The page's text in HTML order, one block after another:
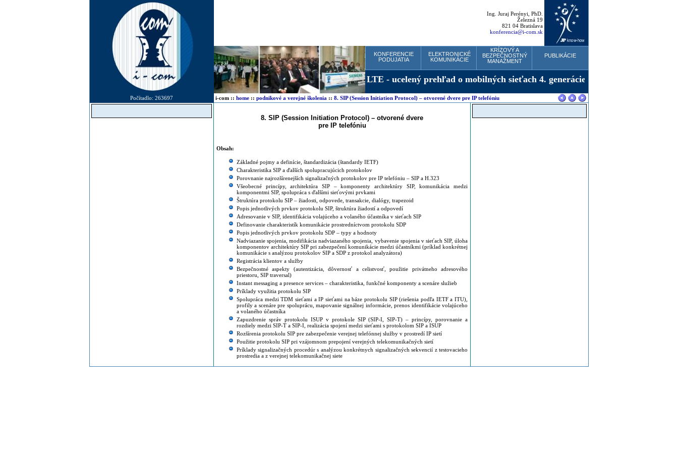
Ing. Juraj Perényi, PhD.
Železná 19
821 04 Bratislava
konferencia@i-com.sk
KONFERENCIE
PODUJATIA
ELEKTRONICKÉ
KOMUNIKÁCIE
KRÍZOVÝ A
BEZPEČNOSTNÝ
MANAŽMENT
PUBLIKÁCIE
Počítadlo: 263697 i-com :: home :: podnikové a verejné školenia :: 8. SIP (Session Initiation Protocol) – otvorené dvere pre IP telefóniu
8. SIP (Session Initiation Protocol) – otvorené dvere
pre IP telefóniu
Obsah:
Základné pojmy a definície, štandardizácia (štandardy IETF)
Charakteristika SIP a ďalších spolupracujúcich protokolov
Porovnanie najrozšírenejších signalizačných protokolov pre IP telefóniu – SIP a H.323
Všeobecné princípy, architektúra SIP – komponenty architektúry SIP, komunikácia medzi
komponentmi SIP, spolupráca s ďalšími sieťovými prvkami
Štruktúra protokolu SIP – žiadosti, odpovede, transakcie, dialógy, trapezoid
Popis jednotlivých prvkov protokolu SIP, štruktúra žiadostí a odpovedí
Adresovanie v SIP, identifikácia volajúceho a volaného účastníka v sieťach SIP
Definovanie charakteristík komunikácie prostredníctvom protokolu SDP
Popis jednotlivých prvkov protokolu SDP – typy a hodnoty
Nadviazanie spojenia, modifikácia nadviazaného spojenia, vybavenie spojenia v sieťach SIP, úloha
komponentov architektúry SIP pri zabezpečení komunikácie medzi účastníkmi (príklad konkrétnej
komunikácie s analýzou protokolov SIP a SDP z protokol analyzátora)
Registrácia klientov a služby
Bezpečnostné aspekty (autentizácia, dôvernosť a celistvosť, použitie privátneho adresového
priestoru, SIP traversal)
Instant messaging a presence services – charakteristika, funkčné komponenty a scenáre služieb
Príklady využitia protokolu SIP
Spolupráca medzi TDM sieťami a IP sieťami na báze protokolu SIP (riešenia podľa IETF a ITU),
profily a scenáre pre spoluprácu, mapovanie signálnej informácie, prenos identifikácie volajúceho
a volaného účastníka
Zapuzdrenie správ protokolu ISUP v protokole SIP (SIP-I, SIP-T) – princípy, porovnanie a
rozdiely medzi SIP-T a SIP-I, realizácia spojení medzi sieťami s protokolom SIP a ISUP
Rozšírenia protokolu SIP pre zabezpečenie verejnej telefónnej služby v prostredí IP sietí
Použitie protokolu SIP pri vzájomnom prepojení verejných telekomunikačných sietí
Príklady signalizačných procedúr s analýzou konkrétnych signalizačných sekvencií z testovacieho
prostredia a z verejnej telekomunikačnej siete